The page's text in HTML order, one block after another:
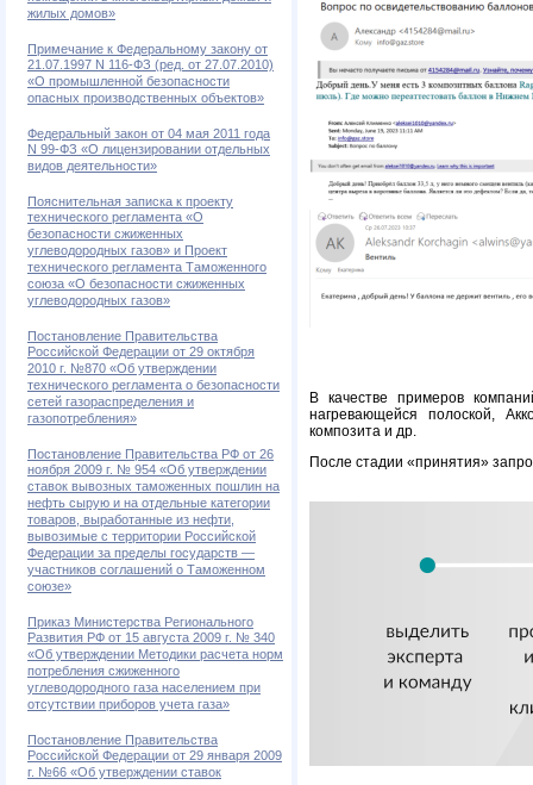
жилых домов»
Примечание к Федеральному закону от
21.07.1997 N 116-ФЗ (ред. от 27.07.2010)
«О промышленной безопасности
опасных производственных объектов»
Федеральный закон от 04 мая 2011 года
N 99-ФЗ «О лицензировании отдельных
видов деятельности»
Пояснительная записка к проекту
технического регламента «О
безопасности сжиженных
углеводородных газов» и Проект
технического регламента Таможенного
союза «О безопасности сжиженных
углеводородных газов»
Постановление Правительства
Российской Федерации от 29 октября
2010 г. №870 «Об утверждении
технического регламента о безопасности
сетей газораспределения и
газопотребления»
Постановление Правительства РФ от 26
ноября 2009 г. № 954 «Об утверждении
ставок вывозных таможенных пошлин на
нефть сырую и на отдельные категории
товаров, выработанные из нефти,
вывозимые с территории Российской
Федерации за пределы государств —
участников соглашений о Таможенном
союзе»
Приказ Министерства Регионального
Развития РФ от 15 августа 2009 г. № 340
«Об утверждении Методики расчета норм
потребления сжиженного
углеводородного газа населением при
отсутствии приборов учета газа»
Постановление Правительства
Российской Федерации от 29 января 2009
г. №66 «Об утверждении ставок
В качестве примеров
нагревающейся полоской,
композита и др.
После стадии «принятия»